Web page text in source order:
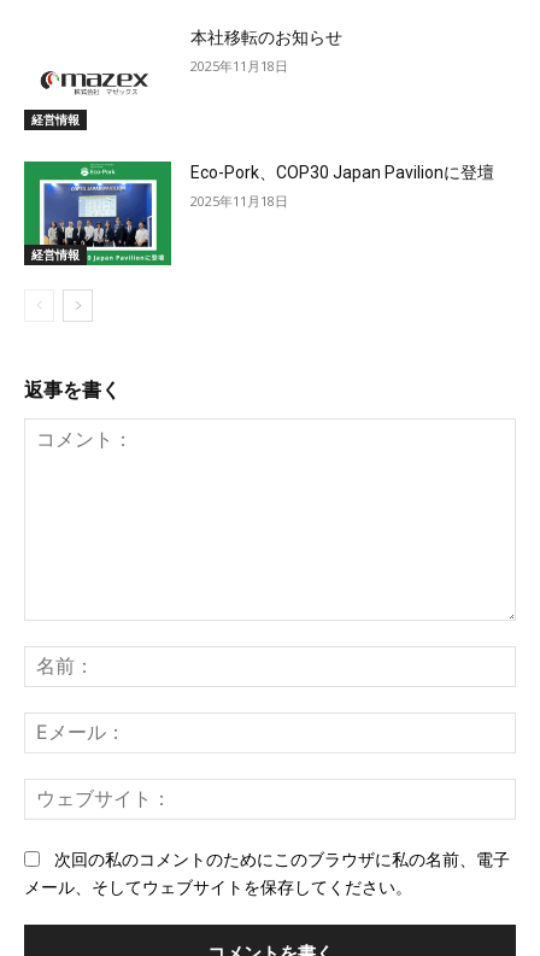
経営情報
本社移転のお知らせ
2025年11月18日
経営情報
Eco-Pork、COP30 Japan Pavilionに登壇
2025年11月18日
返事を書く
ン
ト：
前
メ
ー
ェ
次回の私のコメントのためにこのブラウザに私の名前、電子
メール、そしてウェブサイトを保存してください。